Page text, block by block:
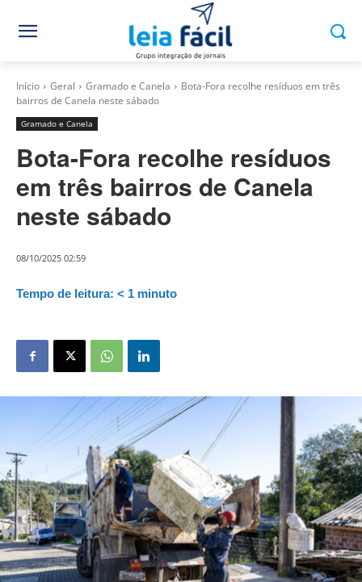
Início Geral Gramado e Canela
Bota-Fora recolhe resíduos em três
bairros de Canela neste sábado
Gramado e Canela
Bota-Fora recolhe resíduos
em três bairros de Canela
neste sábado
08/10/2025 02:59
Tempo de leitura: < 1 minuto